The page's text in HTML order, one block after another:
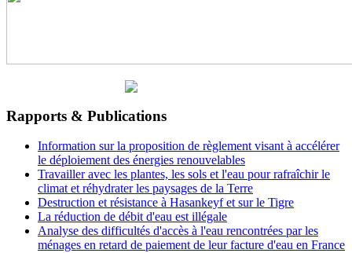
Rapports & Publications
Information sur la proposition de règlement visant à accélérer
le déploiement des énergies renouvelables
Travailler avec les plantes, les sols et l'eau pour rafraîchir le
climat et réhydrater les paysages de la Terre
Destruction et résistance à Hasankeyf et sur le Tigre
La réduction de débit d'eau est illégale
Analyse des difficultés d'accès à l'eau rencontrées par les
ménages en retard de paiement de leur facture d'eau en France